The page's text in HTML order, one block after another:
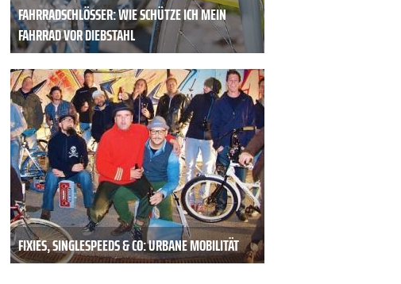
FAHRRADSCHLÖSSER: WIE SCHÜTZE ICH MEIN
FAHRRAD VOR DIEBSTAHL
FIXIES, SINGLESPEEDS & CO: URBANE MOBILITÄT